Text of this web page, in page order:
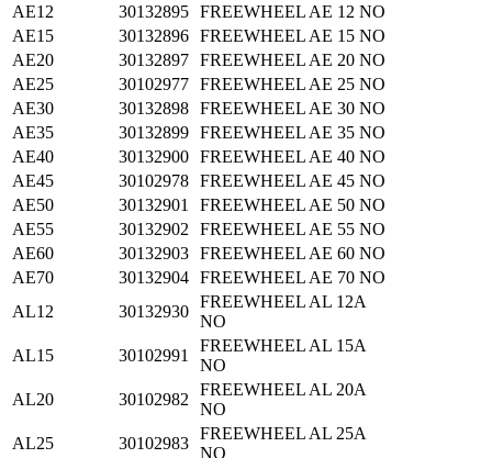
AE12
30132895 FREEWHEEL AE 12 NO
AE15
30132896 FREEWHEEL AE 15 NO
AE20
30132897 FREEWHEEL AE 20 NO
AE25
30102977 FREEWHEEL AE 25 NO
AE30
30132898 FREEWHEEL AE 30 NO
AE35
30132899 FREEWHEEL AE 35 NO
AE40
30132900 FREEWHEEL AE 40 NO
AE45
30102978 FREEWHEEL AE 45 NO
AE50
30132901
FREEWHEEL AE 50 NO
AE55
30132902
FREEWHEEL AE 55 NO
AE60
30132903 FREEWHEEL AE 60 NO
AE70
30132904 FREEWHEEL AE 70 NO
AL12
30132930
FREEWHEEL AL 12A
NO
AL15
30102991
FREEWHEEL AL 15A
NO
AL20
30102982
FREEWHEEL AL 20A
NO
AL25
30102983
FREEWHEEL AL 25A
NO